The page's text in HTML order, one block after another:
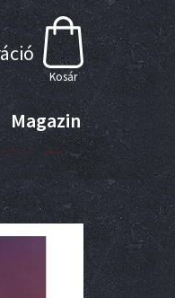
Kosár
Magazin